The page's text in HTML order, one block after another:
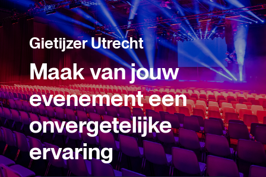
Gietijzer Utrecht
Maak van jouw
evenement een
onvergetelijke
ervaring